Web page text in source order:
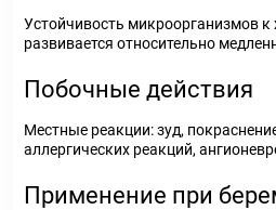
Устойчивость микроорганизмов
развивается относительно
Побочные действия
Местные реакции: зуд,
аллергических реакций,
Применение при